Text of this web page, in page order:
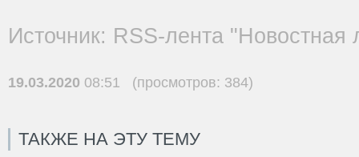
Источник: RSS-лента "Новостная
19.03.2020 08:51 (просмотров: 384)
ТАКЖЕ НА ЭТУ ТЕМУ